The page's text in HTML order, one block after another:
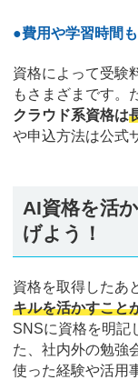
●費用や学習時間
資格によって受験
もさまざまです。
クラウド系資格は
や申込方法は公式
AI資格を活
げよう！
資格を取得したあ
キルを活かすこと
SNSに資格を明記
た、社内外の勉強
使った経験や活用